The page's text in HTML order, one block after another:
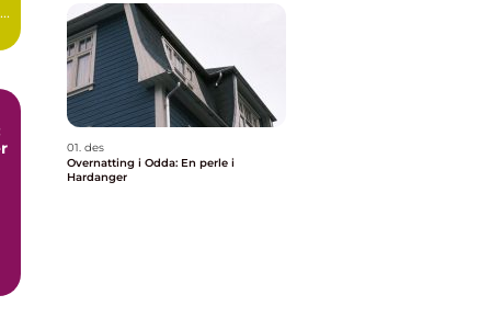
01. des
Overnatting i Odda: En perle i
Hardanger